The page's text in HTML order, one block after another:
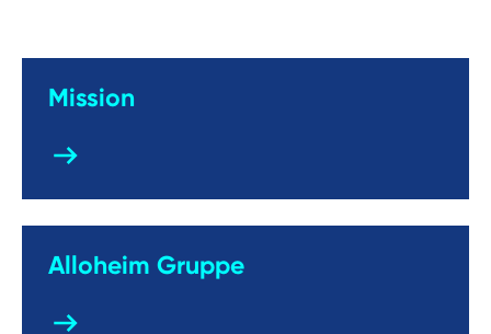
Mission
Alloheim Gruppe